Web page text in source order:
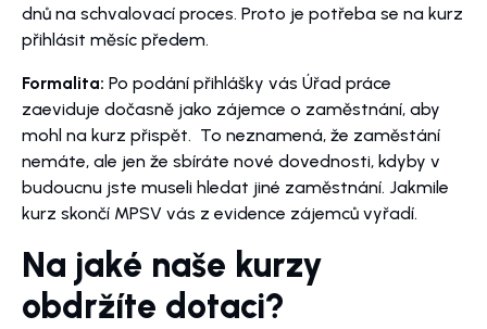
dnů na schvalovací proces. Proto je potřeba se na kurz
přihlásit měsíc předem.
Formalita: Po podání přihlášky vás Úřad práce
zaeviduje dočasně jako zájemce o zaměstnání, aby
mohl na kurz přispět. To neznamená, že zaměstání
nemáte, ale jen že sbíráte nové dovednosti, kdyby v
budoucnu jste museli hledat jiné zaměstnání. Jakmile
kurz skončí MPSV vás z evidence zájemců vyřadí.
Na jaké naše kurzy
obdržíte dotaci?